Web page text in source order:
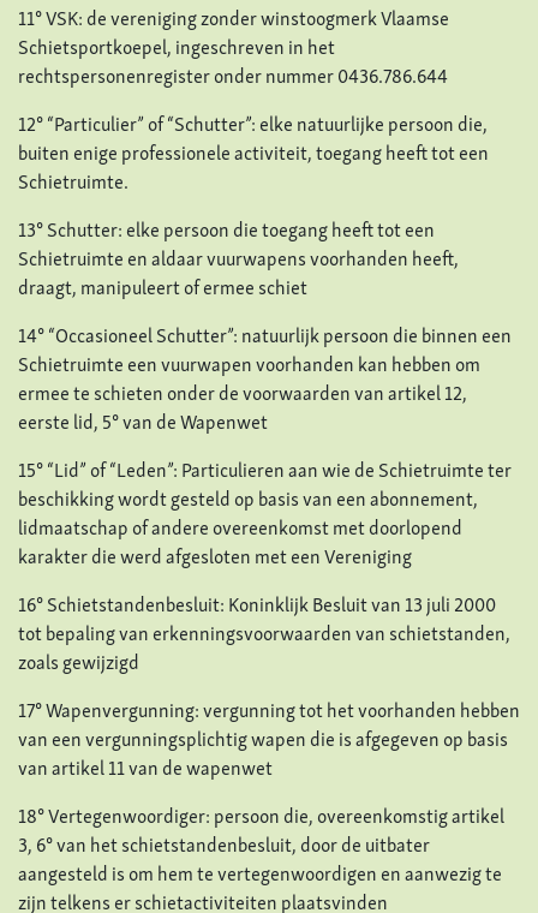
11° VSK: de vereniging zonder winstoogmerk Vlaamse
Schietsportkoepel, ingeschreven in het
rechtspersonenregister onder nummer 0436.786.644
12° “Particulier” of “Schutter”: elke natuurlijke persoon die,
buiten enige professionele activiteit, toegang heeft tot een
Schietruimte.
13° Schutter: elke persoon die toegang heeft tot een
Schietruimte en aldaar vuurwapens voorhanden heeft,
draagt, manipuleert of ermee schiet
14° “Occasioneel Schutter”: natuurlijk persoon die binnen een
Schietruimte een vuurwapen voorhanden kan hebben om
ermee te schieten onder de voorwaarden van artikel 12,
eerste lid, 5° van de Wapenwet
15° “Lid” of “Leden”: Particulieren aan wie de Schietruimte ter
beschikking wordt gesteld op basis van een abonnement,
lidmaatschap of andere overeenkomst met doorlopend
karakter die werd afgesloten met een Vereniging
16° Schietstandenbesluit: Koninklijk Besluit van 13 juli 2000
tot bepaling van erkenningsvoorwaarden van schietstanden,
zoals gewijzigd
17° Wapenvergunning: vergunning tot het voorhanden hebben
van een vergunningsplichtig wapen die is afgegeven op basis
van artikel 11 van de wapenwet
18° Vertegenwoordiger: persoon die, overeenkomstig artikel
3, 6° van het schietstandenbesluit, door de uitbater
aangesteld is om hem te vertegenwoordigen en aanwezig te
zijn telkens er schietactiviteiten plaatsvinden